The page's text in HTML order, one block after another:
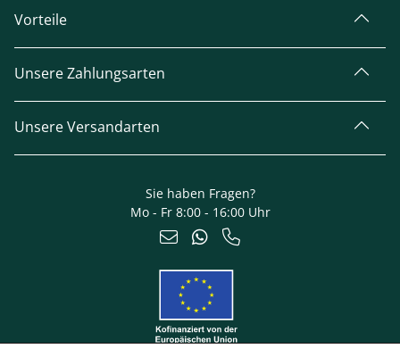
Vorteile
Unsere Zahlungsarten
Unsere Versandarten
Sie haben Fragen?
Mo - Fr 8:00 - 16:00 Uhr